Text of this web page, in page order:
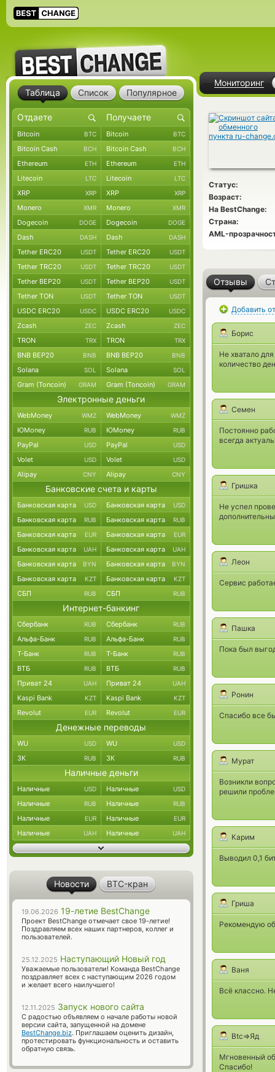
Мониторинг
Статус:
Возраст:
На BestChange:
Страна:
AML-
Отзывы
Добавить
Борис
Не хватало
количество
Семен
Постоянно
всегда
Гришка
Не успел
Леон
Сервис
Пашка
Пока был
Ронин
Спасибо все
Мурат
Возникли
решили
Карим
Выводил 0,1
Гриша
Рекомендую
Ваня
Всё классно.
Btc=>Яд
Мгновенный
Спасибо!
Таблица Список Популярное
Bitcoin BTC Bitcoin BTC
Bitcoin Cash BCH Bitcoin Cash BCH
Ethereum ETH Ethereum ETH
Litecoin LTC Litecoin LTC
XRP XRP XRP XRP
Monero XMR Monero XMR
Dogecoin DOGE Dogecoin DOGE
Dash DASH Dash DASH
Tether ERC20 USDT Tether ERC20 USDT
Tether TRC20 USDT Tether TRC20 USDT
Tether BEP20 USDT Tether BEP20 USDT
Tether TON USDT Tether TON USDT
USDC ERC20 USDC USDC ERC20 USDC
Zcash ZEC Zcash ZEC
TRON TRX TRON TRX
BNB BEP20 BNB BNB BEP20 BNB
Solana SOL Solana SOL
Gram (Toncoin) GRAM Gram (Toncoin) GRAM
Электронные деньги
WebMoney WMZ WebMoney WMZ
ЮMoney RUB ЮMoney RUB
PayPal USD PayPal USD
Volet USD Volet USD
Alipay CNY Alipay CNY
Банковские счета и карты
Банковская карта USD Банковская карта USD
Банковская карта RUB Банковская карта RUB
Банковская карта EUR Банковская карта EUR
Банковская карта UAH Банковская карта UAH
Банковская карта BYN Банковская карта BYN
Банковская карта KZT Банковская карта KZT
СБП RUB СБП RUB
Интернет-банкинг
Сбербанк RUB Сбербанк RUB
Альфа-Банк RUB Альфа-Банк RUB
Т-Банк RUB Т-Банк RUB
ВТБ RUB ВТБ RUB
Приват 24 UAH Приват 24 UAH
Kaspi Bank KZT Kaspi Bank KZT
Revolut EUR Revolut EUR
Денежные переводы
WU USD WU USD
ЗК RUB ЗК RUB
Наличные деньги
Наличные USD Наличные USD
Наличные RUB Наличные RUB
Наличные EUR Наличные EUR
Наличные UAH Наличные UAH
Новости BTC-кран
19.06.2026 19-летие BestChange
Проект BestChange отмечает свое 19-летие!
Поздравляем всех наших партнеров, коллег и
пользователей.
25.12.2025 Наступающий Новый год
Уважаемые пользователи! Команда BestChange
поздравляет всех с наступающим 2026 годом
и желает всего наилучшего!
12.11.2025 Запуск нового сайта
С радостью объявляем о начале работы новой
версии сайта, запущенной на домене
BestChange.biz. Приглашаем оценить дизайн,
протестировать функциональность и оставить
обратную связь.